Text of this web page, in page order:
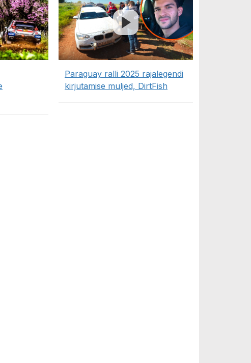
Paraguay ralli 2025 rajalegendi
kirjutamise muljed, DirtFish